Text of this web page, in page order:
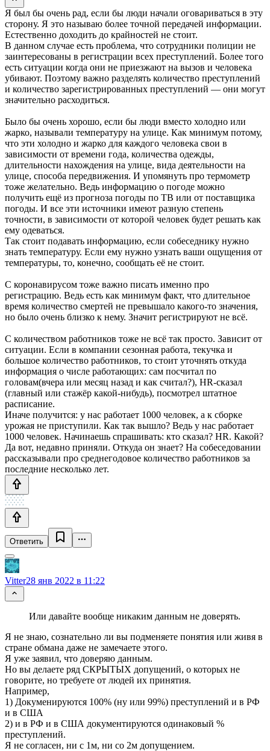
Я был бы очень рад, если бы люди начали оговариваться в эту
сторону. Я это называю более точной передачей информации.
Естественно доходить до крайностей не стоит.
В данном случае есть проблема, что сотрудники полиции не
заинтересованы в регистрации всех преступлений. Более того
есть ситуации когда они не приезжают на вызов и человека
убивают. Поэтому важно разделять количество преступлений
и количество зарегистрированных преступлений — они могут
значительно расходиться.
Было бы очень хорошо, если бы люди вместо холодно или
жарко, называли температуру на улице. Как минимум потому,
что эти холодно и жарко для каждого человека свои в
зависимости от времени года, количества одежды,
длительности нахождения на улице, вида деятельности на
улице, способа передвижения. И упомянуть про термометр
тоже желательно. Ведь информацию о погоде можно
получить ещё из прогноза погоды по ТВ или от поставщика
погоды. И все эти источники имеют разную степень
точности, в зависимости от которой человек будет решать как
ему одеваться.
Так стоит подавать информацию, если собеседнику нужно
знать температуру. Если ему нужно узнать ваши ощущения от
температуры, то, конечно, сообщать её не стоит.
С коронавирусом тоже важно писать именно про
регистрацию. Ведь есть как минимум факт, что длительное
время количество смертей не превышало какого-то значения,
но было очень близко к нему. Значит регистрируют не всё.
С количеством работников тоже не всё так просто. Зависит от
ситуации. Если в компании сезонная работа, текучка и
большое количество работников, то стоит уточнять откуда
информация о числе работающих: сам посчитал по
головам(вчера или месяц назад и как считал?), HR-сказал
(главный или стажёр какой-нибудь), посмотрел штатное
расписание.
Иначе получится: у нас работает 1000 человек, а к сборке
урожая не приступили. Как так вышло? Ведь у нас работает
1000 человек. Начинаешь спрашивать: кто сказал? HR. Какой?
Да вот, недавно приняли. Откуда он знает? На собеседовании
рассказывали про среднегодовое количество работников за
последние несколько лет.
Ответить
Vitter28 янв 2022 в 11:22
Или давайте вообще никаким данным не доверять.
Я не знаю, сознательно ли вы подменяете понятия или живя в
стране обмана даже не замечаете этого.
Я уже заявил, что доверяю данным.
Но вы делаете ряд СКРЫТЫХ допущений, о которых не
говорите, но требуете от людей их принятия.
Например,
1) Докуменируются 100% (ну или 99%) преступлений и в РФ
и в США
2) и в РФ и в США документируются одинаковый %
преступлений.
Я не согласен, ни с 1м, ни со 2м допущением.